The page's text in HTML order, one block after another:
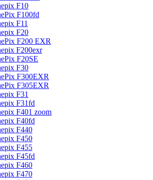
F10
F100fd
F11
F20
F200 EXR
F200exr
F20SE
F30
F300EXR
F305EXR
F31
F31fd
F401 zoom
F40fd
F440
F450
F455
F45fd
F460
F470